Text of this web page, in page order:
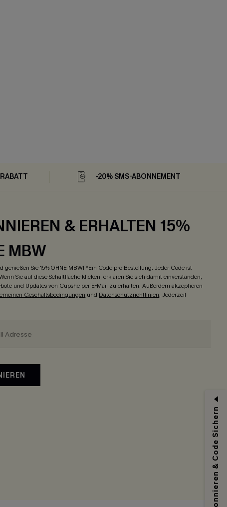
-20% SMS-ABONNEMENT
& ERHALTEN 15%
MBW
genießen Sie 15% OHNE MBW! *Ein Code pro Bestellung. Jeder Code ist
Sie auf diese Schaltfläche klicken, erklären Sie sich damit einverstanden,
und Updates von Cupshe per E-Mail zu erhalten. Außerdem akzeptieren
Geschäftsbedingungen und Datenschutzrichtlinien. Jederzeit
Abonnieren & Code Sichern